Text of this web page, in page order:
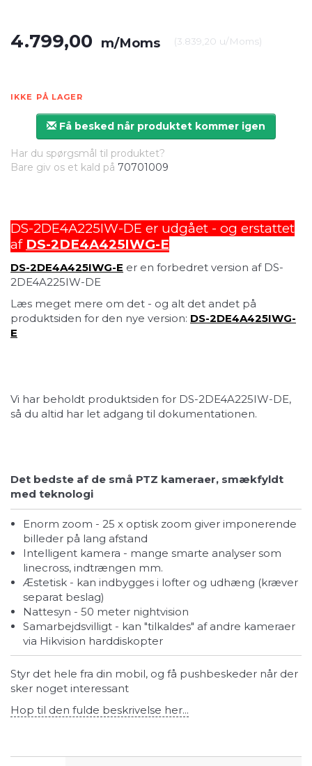
4.799,00 m/Moms (3.839,20 u/Moms)
IKKE PÅ LAGER
Få besked når produktet kommer igen
Har du spørgsmål til produktet?
Bare giv os et kald på 70701009
DS-2DE4A225IW-DE er udgået - og erstattet
af DS-2DE4A425IWG-E
DS-2DE4A425IWG-E er en forbedret version af DS-
2DE4A225IW-DE
Læs meget mere om det - og alt det andet på
produktsiden for den nye version: DS-2DE4A425IWG-
E
Vi har beholdt produktsiden for DS-2DE4A225IW-DE,
så du altid har let adgang til dokumentationen.
Det bedste af de små PTZ kameraer, smækfyldt
med teknologi
Enorm zoom - 25 x optisk zoom giver imponerende
billeder på lang afstand
Intelligent kamera - mange smarte analyser som
linecross, indtrængen mm.
Æstetisk - kan indbygges i lofter og udhæng (kræver
separat beslag)
Nattesyn - 50 meter nightvision
Samarbejdsvilligt - kan "tilkaldes" af andre kameraer
via Hikvision harddiskopter
Styr det hele fra din mobil, og få pushbeskeder når der
sker noget interessant
Hop til den fulde beskrivelse her...